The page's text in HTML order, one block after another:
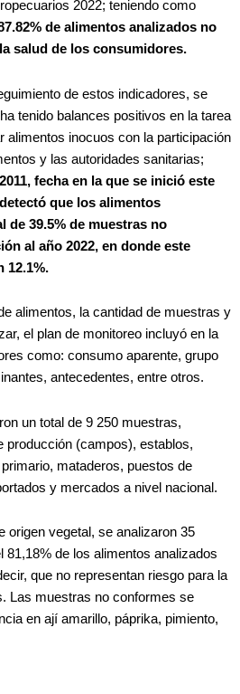
2022; teniendo como
de alimentos analizados no
salud de los consumidores.
de estos indicadores, se
tenido balances positivos en la tarea
alimentos inocuos con la participación
y las autoridades sanitarias;
fecha en la que se inició este
que los alimentos
de 39.5% de muestras no
al año 2022, en donde este
12.1%.
alimentos, la cantidad de muestras y
el plan de monitoreo incluyó en la
como: consumo aparente, grupo
antecedentes, entre otros.
un total de 9 250 muestras,
producción (campos), establos,
mataderos, puestos de
y mercados a nivel nacional.
origen vegetal, se analizaron 35
81,18% de los alimentos analizados
que no representan riesgo para la
Las muestras no conformes se
en ají amarillo, páprika, pimiento,